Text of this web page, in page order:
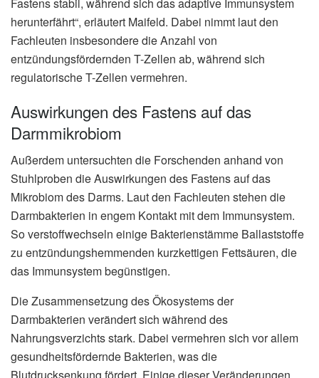
Fastens stabil, während sich das adaptive Immunsystem
herunterfährt“, erläutert Maifeld. Dabei nimmt laut den
Fachleuten insbesondere die Anzahl von
entzündungsfördernden T-Zellen ab, während sich
regulatorische T-Zellen vermehren.
Auswirkungen des Fastens auf das
Darmmikrobiom
Außerdem untersuchten die Forschenden anhand von
Stuhlproben die Auswirkungen des Fastens auf das
Mikrobiom des Darms. Laut den Fachleuten stehen die
Darmbakterien in engem Kontakt mit dem Immunsystem.
So verstoffwechseln einige Bakterienstämme Ballaststoffe
zu entzündungshemmenden kurzkettigen Fettsäuren, die
das Immunsystem begünstigen.
Die Zusammensetzung des Ökosystems der
Darmbakterien verändert sich während des
Nahrungsverzichts stark. Dabei vermehren sich vor allem
gesundheitsfördernde Bakterien, was die